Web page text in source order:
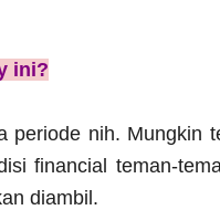
ini?
periode nih. Mungkin
financial teman-
diambil.